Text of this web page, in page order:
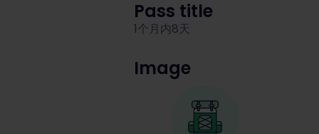
Pass title
1个月内8天
Image